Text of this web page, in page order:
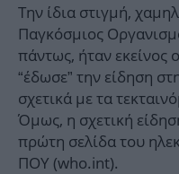
Την ίδια στιγμή,
Παγκόσμιος
πάντως, ήταν εκείνος
“έδωσε” την είδηση
σχετικά με τα
Όμως, η σχετική
πρώτη σελίδα του
ΠΟΥ (who.int).